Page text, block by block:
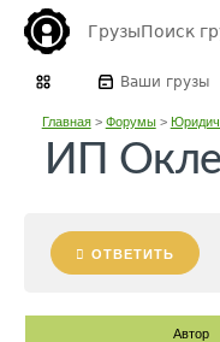
ГрузыПоиск
Ваши грузы
Главная> Форумы>
ИП
ОТВЕТИТЬ
Автор